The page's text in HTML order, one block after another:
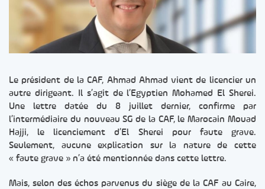
Le président de la CAF, Ahmad Ahmad vient de licencier un
autre dirigeant. Il s’agit de l’Egyptien Mohamed El Sherei.
Une lettre datée du 8 juillet dernier, confirme par
l’intermédiaire du nouveau SG de la CAF, le Marocain Mouad
Hajji, le licenciement d’El Sherei pour faute grave.
Seulement, aucune explication sur la nature de cette
« faute grave » n’a été mentionnée dans cette lettre.
Mais, selon des échos parvenus du siège de la CAF au Caire,